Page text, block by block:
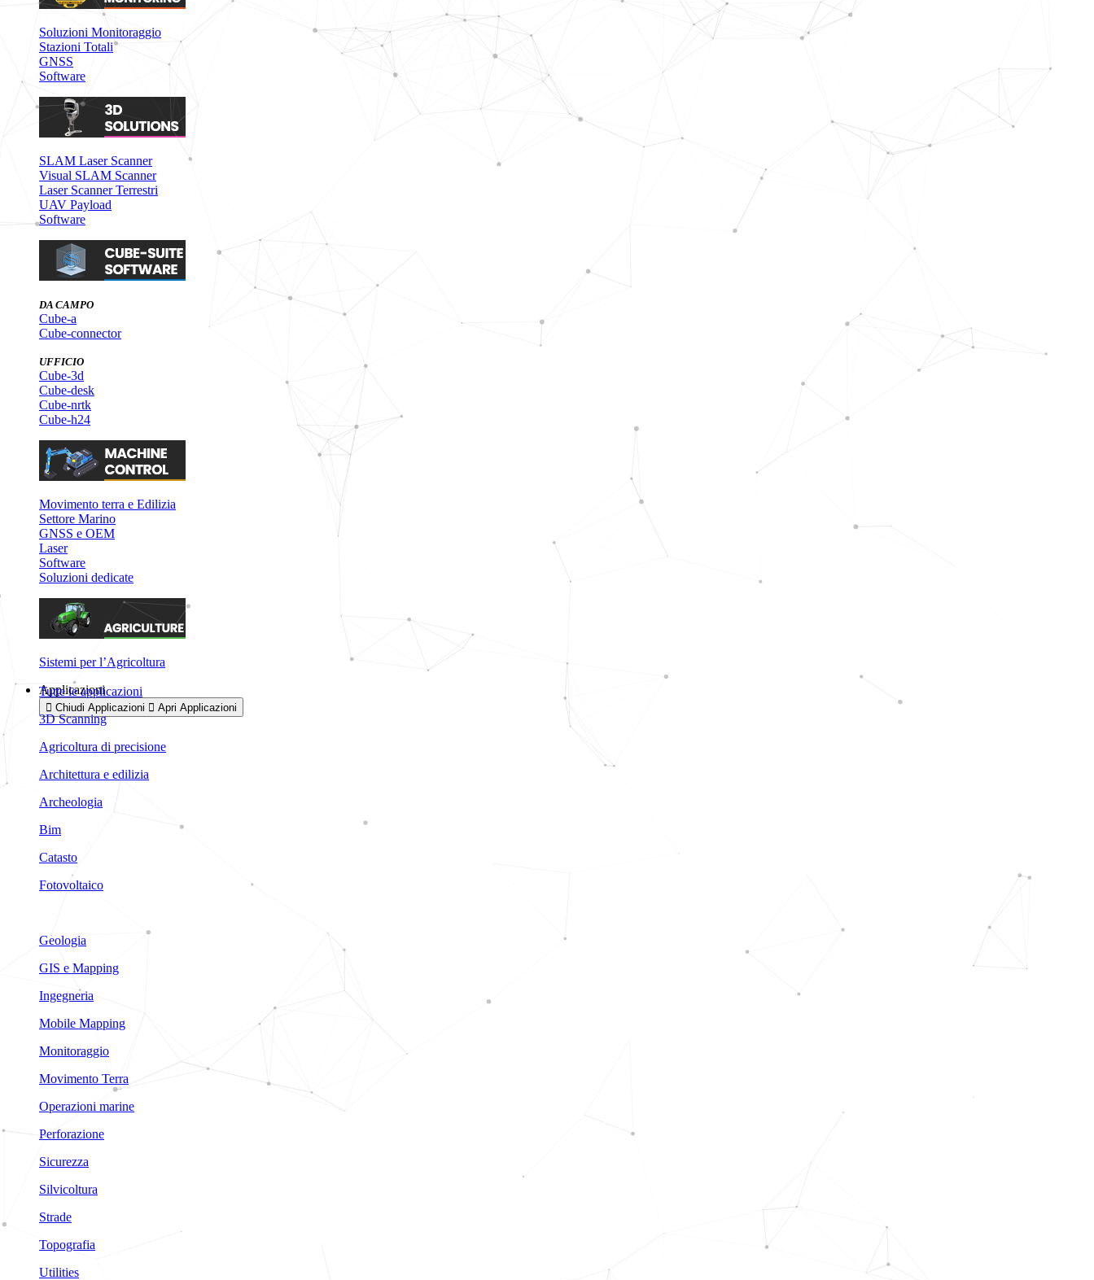
Soluzioni Monitoraggio
Stazioni Totali
GNSS
Software
SLAM Laser Scanner
Visual SLAM Scanner
Laser Scanner Terrestri
UAV Payload
Software
DA CAMPO
Cube-a
Cube-connector
UFFICIO
Cube-3d
Cube-desk
Cube-nrtk
Cube-h24
Movimento terra e Edilizia
Settore Marino
GNSS e OEM
Laser
Software
Soluzioni dedicate
Sistemi per l’Agricoltura
Applicazioni
Chiudi Applicazioni Apri Applicazioni
Tutte le applicazioni
3D Scanning
Agricoltura di precisione
Architettura e edilizia
Archeologia
Bim
Catasto
Fotovoltaico
Geologia
GIS e Mapping
Ingegneria
Mobile Mapping
Monitoraggio
Movimento Terra
Operazioni marine
Perforazione
Sicurezza
Silvicoltura
Strade
Topografia
Utilities